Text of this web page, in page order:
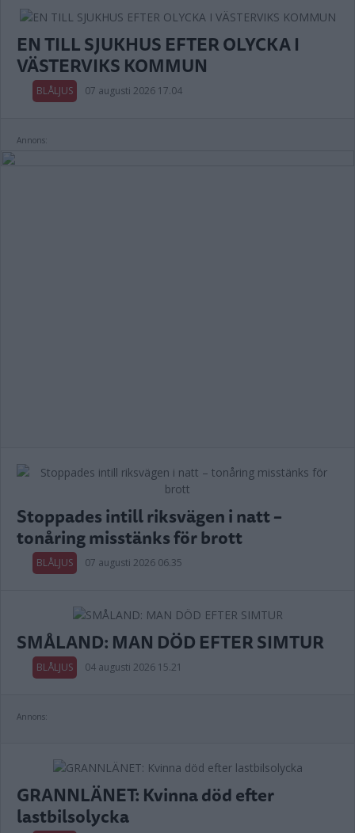
EN TILL SJUKHUS EFTER OLYCKA I
VÄSTERVIKS KOMMUN
BLÅLJUS 07 augusti 2026 17.04
Annons:
Stoppades intill riksvägen i natt –
tonåring misstänks för brott
BLÅLJUS 07 augusti 2026 06.35
SMÅLAND: MAN DÖD EFTER SIMTUR
BLÅLJUS 04 augusti 2026 15.21
Annons:
GRANNLÄNET: Kvinna död efter
lastbilsolycka